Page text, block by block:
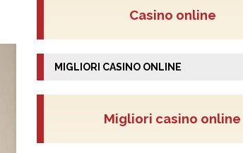
Casino online
MIGLIORI CASINO ONLINE
Migliori casino online